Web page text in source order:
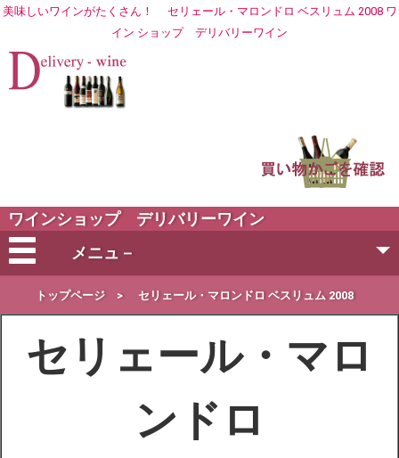
美味しいワインがたくさん！
セリェール・マロンドロ ベスリュム 2008 ワ
イン ショップデリバリーワイン
ワインショップ デリバリーワイン
メニュ－
会社概要
ご注文方法
営業日・お届け日
配送・送料
トップページ > セリェール・マロンドロ ベスリュム 2008
セリェール・マロ
ンドロ